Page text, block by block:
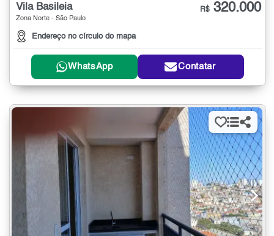
Vila Basileia
Zona Norte - São Paulo
Endereço no círculo do mapa
R$ 320.000
WhatsApp Contatar